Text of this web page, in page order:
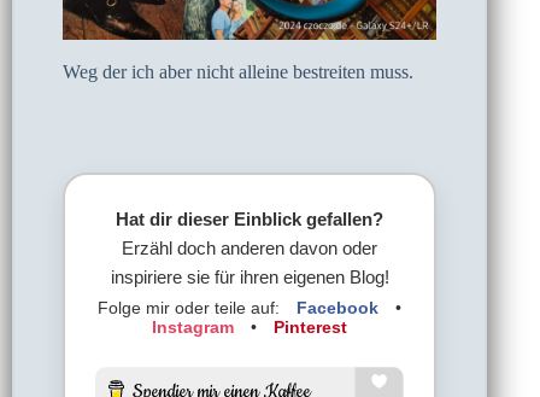
Weg der ich aber nicht alleine bestreiten muss.
Hat dir dieser Einblick gefallen?
Erzähl doch anderen davon oder
inspiriere sie für ihren eigenen Blog!
Folge mir oder teile auf: Facebook
•
Instagram
• Pinterest